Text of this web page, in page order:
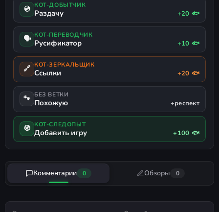
💿 КОТ-ДОБЫТЧИК
Раздачу +20 🐟
🗣 КОТ-ПЕРЕВОДЧИК
Русификатор +10 🐟
🔗 КОТ-ЗЕРКАЛЬЩИК
Ссылки +20 🐟
🐾 БЕЗ ВЕТКИ
Похожую +респект
🧭 КОТ-СЛЕДОПЫТ
Добавить игру +100 🐟
Комментарии 0 Обзоры 0